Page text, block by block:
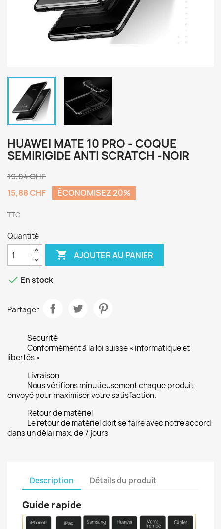
HUAWEI MATE 10 PRO - COQUE
SEMIRIGIDE ANTI SCRATCH -NOIR
19,84 CHF
15,88 CHF
ÉCONOMISEZ 20%
TTC
Quantité
 AJOUTER AU PANIER
 En stock
Partager
Securité
Conformément à la loi suisse « informatique et
libertés »
Livraison
Nous vérifions minutieusement chaque produit
envoyé pour maximiser votre satisfaction.
Retour de matériel
Le retour de matériel doit se faire avec notre accord
dans un délai max. de 7 jours
Description Détails du produit
Guide rapide